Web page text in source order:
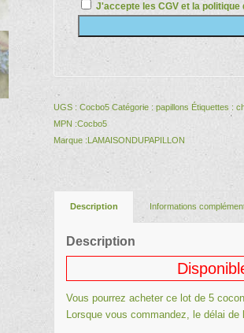
J'accepte lesCGV et lapolitique
UGS :Cocbo5 Catégorie :papillons Étiquettes :
MPN :Cocbo5
Marque : LAMAISONDUPAPILLON
Description Informations
Description
Vous pourrez acheter ce lot de 5
Lorsque vous commandez, le délai